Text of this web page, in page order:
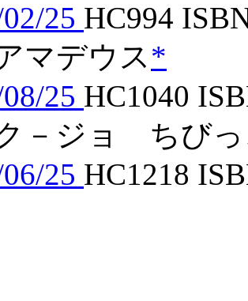
25 HC994
マデウス*
25 HC1040
－ジョ ちび
25 HC1218